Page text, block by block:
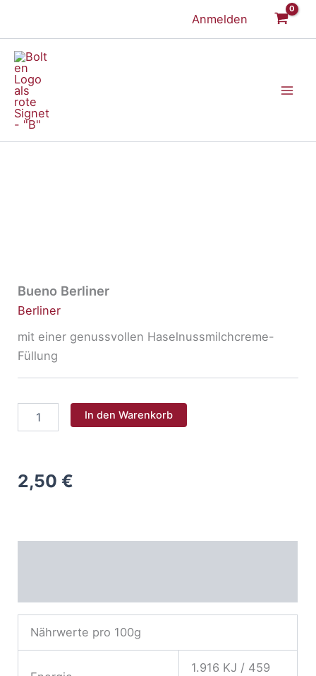
Anmelden
Bueno Berliner
Berliner
mit einer genussvollen Haselnussmilchcreme-
Füllung
Berliner
In den Warenkorb
2,50€
Nährwerte pro 100g
1.916 KJ / 459